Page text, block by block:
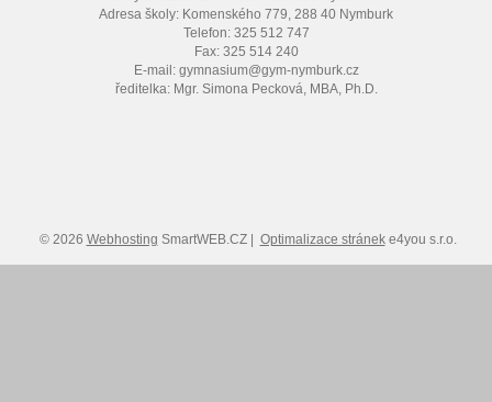
Adresa školy: Komenského 779, 288 40 Nymburk
Telefon: 325 512 747
Fax: 325 514 240
E-mail: gymnasium@gym-nymburk.cz
ředitelka: Mgr. Simona Pecková, MBA, Ph.D.
© 2026 Webhosting SmartWEB.CZ | Optimalizace stráneke4you s.r.o.